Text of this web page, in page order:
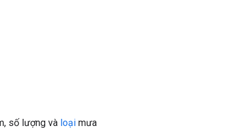
số lượng và loại mưa